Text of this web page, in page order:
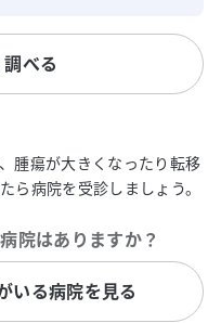
べる
腫瘍が大きくなったり転移
ら病院を受診しましょう。
院はありますか？
いる病院を見る